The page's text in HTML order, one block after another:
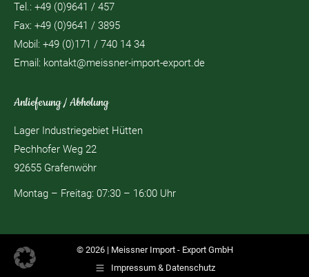
Tel.: +49 (0)9641 / 457
Fax: +49 (0)9641 / 3895
Mobil: +49 (0)171 / 740 14 34
Email: kontakt@meissner-import-export.de
Anlieferung / Abholung
Lager Industriegebiet Hütten
Pechhofer Weg 22
92655 Grafenwöhr
Montag – Freitag: 07:30 – 16:00 Uhr
© 2026 | Meissner Import - Export GmbH
Impressum & Datenschutz